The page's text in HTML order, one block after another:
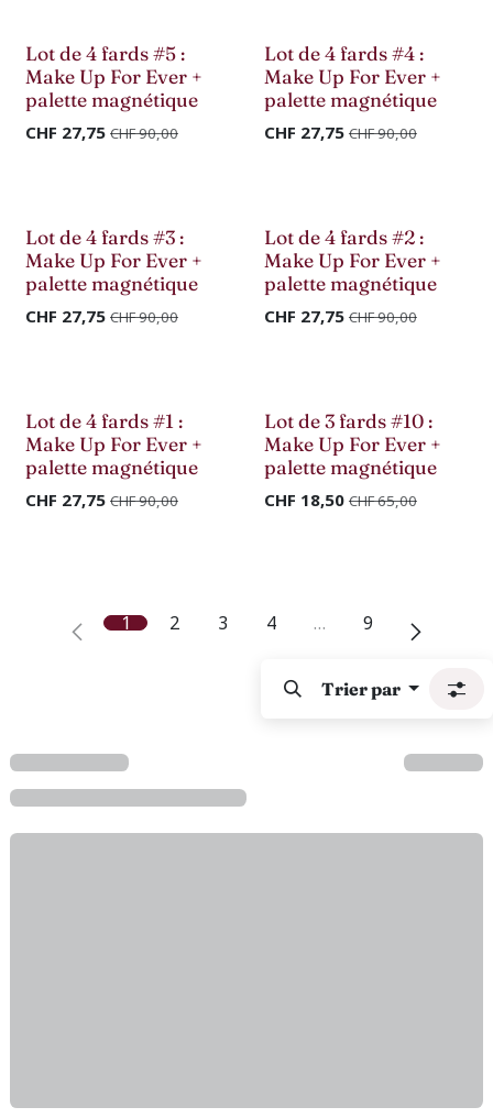
Déstockage
Lot de 4 fards #5 :
Make Up For Ever +
palette magnétique
CHF 27,75 CHF90,00
Déstockage
Lot de 4 fards #4 :
Make Up For Ever +
palette magnétique
CHF 27,75 CHF90,00
Déstockage
Lot de 4 fards #3 :
Make Up For Ever +
palette magnétique
CHF 27,75 CHF90,00
Déstockage
Lot de 4 fards #2 :
Make Up For Ever +
palette magnétique
CHF 27,75 CHF90,00
Déstockage
Lot de 4 fards #1 :
Make Up For Ever +
palette magnétique
CHF 27,75 CHF90,00
Déstockage
Lot de 3 fards #10 :
Make Up For Ever +
palette magnétique
CHF 18,50 CHF65,00
1 2 3 4 … 9
Trier par